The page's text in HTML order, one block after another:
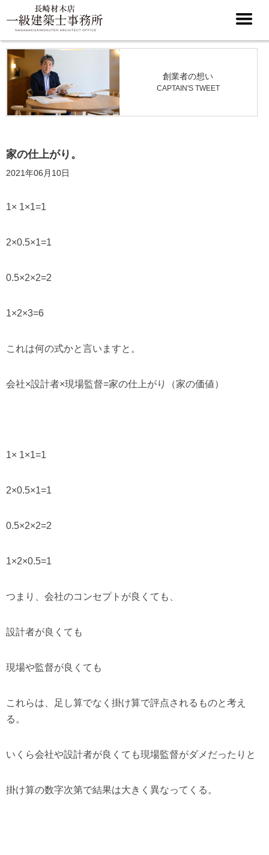
創業者の想い
CAPTAIN'S TWEET
家の仕上がり。
2021年06月10日
1× 1×1=1
2×0.5×1=1
0.5×2×2=2
1×2×3=6
これは何の式かと言いますと。
会社×設計者×現場監督=家の仕上がり（家の価値）
1× 1×1=1
2×0.5×1=1
0.5×2×2=2
1×2×0.5=1
つまり、会社のコンセプトが良くても、
設計者が良くても
現場や監督が良くても
これらは、足し算でなく掛け算で評点されるものと考え
る。
いくら会社や設計者が良くても現場監督がダメだったりと
掛け算の数字次第で結果は大きく異なってくる。